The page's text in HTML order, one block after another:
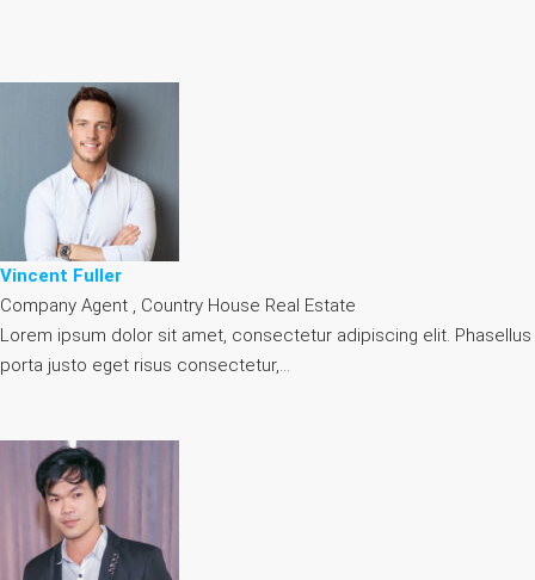
Vincent Fuller
Company Agent , Country House Real Estate
Lorem ipsum dolor sit amet, consectetur adipiscing elit. Phasellus
porta justo eget risus consectetur,…